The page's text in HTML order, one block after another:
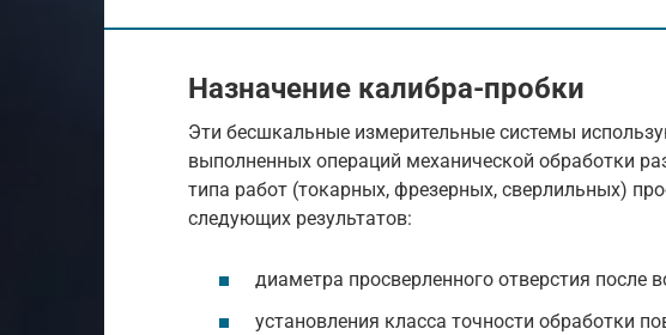
Назначение калибра-пробки
Эти бесшкальные измерительные системы
выполненных операций механической обработки
типа работ (токарных, фрезерных, сверлильных)
следующих результатов:
диаметра просверленного отверстия после
установления класса точности обработки